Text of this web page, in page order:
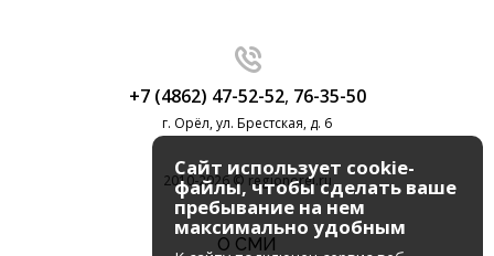
+7 (4862) 47-52-52, 76-35-50
г. Орёл, ул. Брестская, д. 6
2010-2026 © regionorel.ru
О СМИ
Сайт использует cookie-
файлы, чтобы сделать ваше
пребывание на нем
максимально удобным